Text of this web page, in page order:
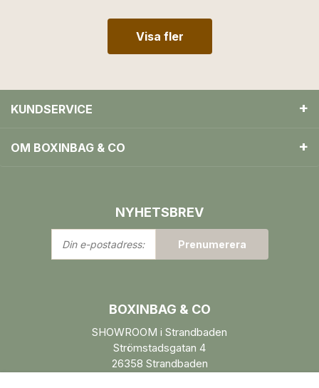
Visa fler
KUNDSERVICE
OM BOXINBAG & CO
NYHETSBREV
Din
e-
Prenumerera
BOXINBAG & CO
SHOWROOM i Strandbaden
Strömstadsgatan 4
26358 Strandbaden